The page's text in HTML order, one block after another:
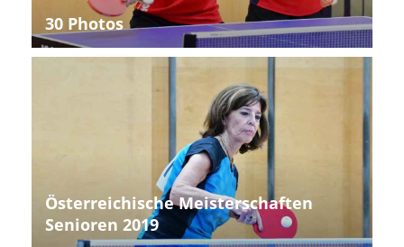
30 Photos
Österreichische Meisterschaften
Senioren 2019